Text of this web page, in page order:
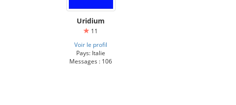
Uridium
11
Voir le profil
Pays: Italie
Messages : 106